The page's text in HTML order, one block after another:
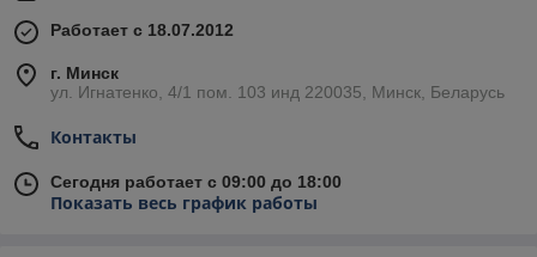
Работает с 18.07.2012
г. Минск
ул. Игнатенко, 4/1 пом. 103 инд 220035, Минск, Беларусь
Контакты
Сегодня работает с 09:00 до 18:00
Показать весь график работы